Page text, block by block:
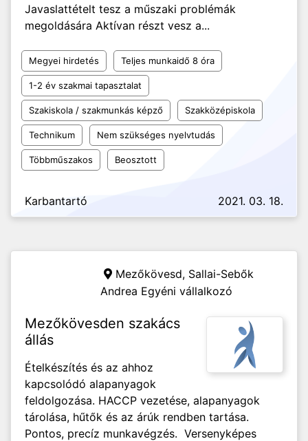
Javaslattételt tesz a műszaki problémák
megoldására Aktívan részt vesz a...
Megyei hirdetés Teljes munkaidő 8 óra
1-2 év szakmai tapasztalat
Szakiskola / szakmunkás képző Szakközépiskola
Technikum Nem szükséges nyelvtudás
Többműszakos Beosztott
Karbantartó 2021. 03. 18.
Mezőkövesd, Sallai-Sebők
Andrea Egyéni vállalkozó
Mezőkövesden szakács
állás
Ételkészítés és az ahhoz
kapcsolódó alapanyagok
feldolgozása. HACCP vezetése, alapanyagok
tárolása, hűtők és az árúk rendben tartása.
Pontos, precíz munkavégzés. Versenyképes